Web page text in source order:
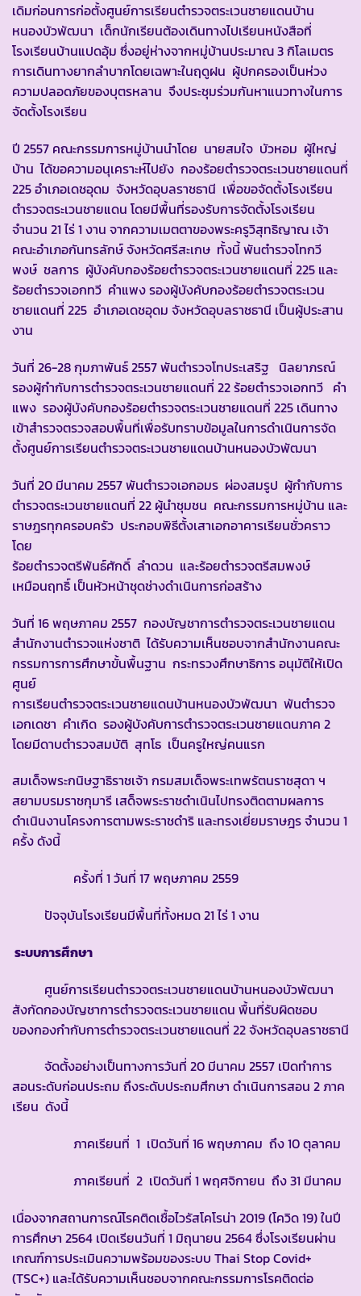
เดิมก่อนการก่อตั้งศูนย์การเรียนตำรวจตระเวนชายแดนบ้าน
หนองบัวพัฒนา เด็กนักเรียนต้องเดินทางไปเรียนหนังสือที่
โรงเรียนบ้านแปดอุ้ม ซึ่งอยู่ห่างจากหมู่บ้านประมาณ 3 กิโลเมตร
การเดินทางยากลำบากโดยเฉพาะในฤดูฝน ผู้ปกครองเป็นห่วง
ความปลอดภัยของบุตรหลาน จึงประชุมร่วมกันหาแนวทางในการ
จัดตั้งโรงเรียน
ปี 2557 คณะกรรมการหมู่บ้านนำโดย นายสมใจ บัวหอม ผู้ใหญ่
บ้าน ได้ขอความอนุเคราะห์ไปยัง กองร้อยตำรวจตระเวนชายแดนที่
225 อำเภอเดชอุดม จังหวัดอุบลราชธานี เพื่อขอจัดตั้งโรงเรียน
ตำรวจตระเวนชายแดน โดยมีพื้นที่รองรับการจัดตั้งโรงเรียน
จำนวน 21 ไร่ 1 งาน จากความเมตตาของพระครูวิสุทธิญาณ เจ้า
คณะอำเภอกันทรลักษ์ จังหวัดศรีสะเกษ ทั้งนี้ พันตำรวจโทกวี
พงษ์ ชลการ ผู้บังคับกองร้อยตำรวจตระเวนชายแดนที่ 225 และ
ร้อยตำรวจเอกทวี คำแพง รองผู้บังคับกองร้อยตำรวจตระเวน
ชายแดนที่ 225 อำเภอเดชอุดม จังหวัดอุบลราชธานี เป็นผู้ประสาน
งาน
วันที่ 26-28 กุมภาพันธ์ 2557 พันตำรวจโทประเสริฐ นิลยาภรณ์
รองผู้กำกับการตำรวจตระเวนชายแดนที่ 22 ร้อยตำรวจเอกทวี คำ
แพง รองผู้บังคับกองร้อยตำรวจตระเวนชายแดนที่ 225 เดินทาง
เข้าสำรวจตรวจสอบพื้นที่เพื่อรับทราบข้อมูลในการดำเนินการจัด
ตั้งศูนย์การเรียนตำรวจตระเวนชายแดนบ้านหนองบัวพัฒนา
วันที่ 20 มีนาคม 2557 พันตำรวจเอกอมร ผ่องสมรูป ผู้กำกับการ
ตำรวจตระเวนชายแดนที่ 22 ผู้นำชุมชน คณะกรรมการหมู่บ้าน และ
ราษฎรทุกครอบครัว ประกอบพิธีตั้งเสาเอกอาคารเรียนชั่วคราว
โดย
ร้อยตำรวจตรีพันธ์ศักดิ์ ลำดวน และร้อยตำรวจตรีสมพงษ์
เหมือนฤทธิ์ เป็นหัวหน้าชุดช่างดำเนินการก่อสร้าง
วันที่ 16 พฤษภาคม 2557 กองบัญชาการตำรวจตระเวนชายแดน
สำนักงานตำรวจแห่งชาติ ได้รับความเห็นชอบจากสำนักงานคณะ
กรรมการการศึกษาขั้นพื้นฐาน กระทรวงศึกษาธิการ อนุมัติให้เปิด
ศูนย์
การเรียนตำรวจตระเวนชายแดนบ้านหนองบัวพัฒนา พันตำรวจ
เอกเดชา คำเกิด รองผู้บังคับการตำรวจตระเวนชายแดนภาค 2
โดยมีดาบตำรวจสมบัติ สุทโธ เป็นครูใหญ่คนแรก
สมเด็จพระกนิษฐาธิราชเจ้า กรมสมเด็จพระเทพรัตนราชสุดา ฯ
สยามบรมราชกุมารี เสด็จพระราชดำเนินไปทรงติดตามผลการ
ดำเนินงานโครงการตามพระราชดำริ และทรงเยี่ยมราษฎร จำนวน 1
ครั้ง ดังนี้
ครั้งที่ 1 วันที่ 17 พฤษภาคม 2559
ปัจจุบันโรงเรียนมีพื้นที่ทั้งหมด 21 ไร่ 1 งาน
ระบบการศึกษา
ศูนย์การเรียนตำรวจตระเวนชายแดนบ้านหนองบัวพัฒนา
สังกัดกองบัญชาการตำรวจตระเวนชายแดน พื้นที่รับผิดชอบ
ของกองกำกับการตำรวจตระเวนชายแดนที่ 22 จังหวัดอุบลราชธานี
จัดตั้งอย่างเป็นทางการวันที่ 20 มีนาคม 2557 เปิดทำการ
สอนระดับก่อนประถม ถึงระดับประถมศึกษา ดำเนินการสอน 2 ภาค
เรียน ดังนี้
ภาคเรียนที่ 1 เปิดวันที่ 16 พฤษภาคม ถึง 10 ตุลาคม
ภาคเรียนที่ 2 เปิดวันที่ 1 พฤศจิกายน ถึง 31 มีนาคม
เนื่องจากสถานการณ์โรคติดเชื้อไวรัสโคโรน่า 2019 (โควิด 19) ในปี
การศึกษา 2564 เปิดเรียนวันที่ 1 มิถุนายน 2564 ซึ่งโรงเรียนผ่าน
เกณฑ์การประเมินความพร้อมของระบบ Thai Stop Covid+
(TSC+) และได้รับความเห็นชอบจากคณะกรรมการโรคติดต่อ